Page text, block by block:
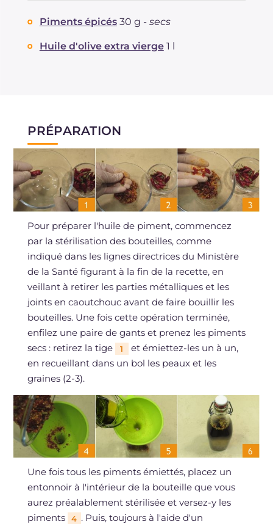
dont acides gras saturés
Piments épicés 30 g - secs
Huile d'olive extra vierge 1 l
PRÉPARATION
Pour préparer l'huile de piment, commencez
par la stérilisation des bouteilles, comme
indiqué dans les lignes directrices du Ministère
de la Santé figurant à la fin de la recette, en
veillant à retirer les parties métalliques et les
joints en caoutchouc avant de faire bouillir les
bouteilles. Une fois cette opération terminée,
enfilez une paire de gants et prenez les piments
secs : retirez la tige
1
et émiettez-les un à un,
en recueillant dans un bol les peaux et les
graines (2-3).
Une fois tous les piments émiettés, placez un
entonnoir à l'intérieur de la bouteille que vous
aurez préalablement stérilisée et versez-y les
piments
4 . Puis, toujours à l'aide d'un